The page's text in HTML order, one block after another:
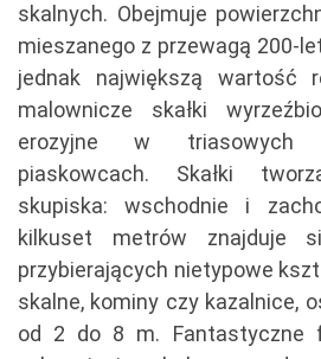
skalnych. Obejmuje
mieszanego z przewagą 200-
jednak największą wartość
malownicze skałki
erozyjne w triasowych
piaskowcach. Skałki
skupiska: wschodnie i
kilkuset metrów znajduje
przybierających nietypowe
skalne, kominy czy kazalnice,
od 2 do 8 m. Fantastyczne